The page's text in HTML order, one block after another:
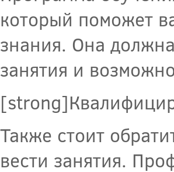
который поможет
знания. Она
занятия и
Также стоит
вести занятия.